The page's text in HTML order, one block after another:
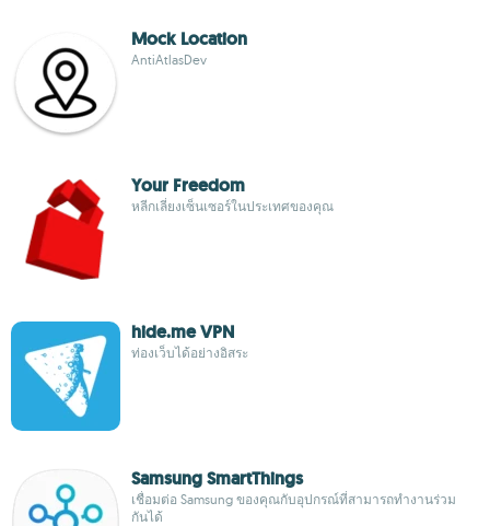
Mock Location
AntiAtlasDev
Your Freedom
หลีกเลี่ยงเซ็นเซอร์ในประเทศของคุณ
hide.me VPN
ท่องเว็บได้อย่างอิสระ
Samsung SmartThings
เชื่อมต่อ Samsung ของคุณกับอุปกรณ์ที่สามารถทำงานร่วม
กันได้